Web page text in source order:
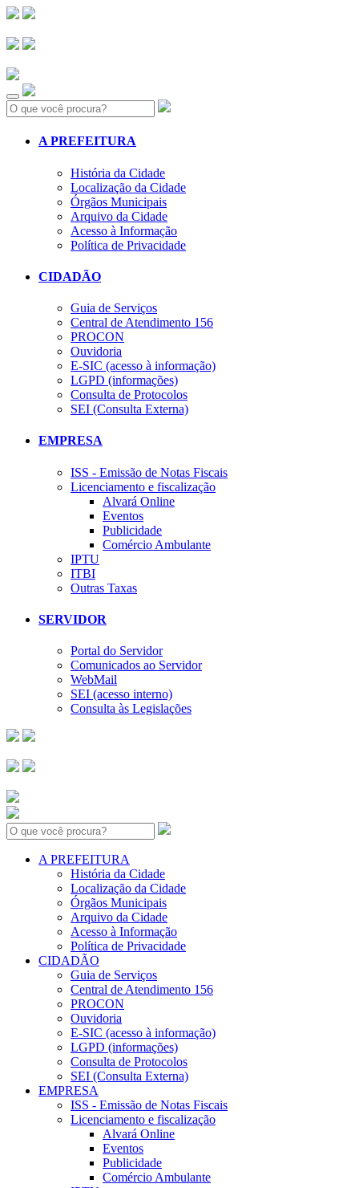
Search:
A PREFEITURA
História da Cidade
Localização da Cidade
Órgãos Municipais
Arquivo da Cidade
Acesso à Informação
Política de Privacidade
CIDADÃO
Guia de Serviços
Central de Atendimento 156
PROCON
Ouvidoria
E-SIC (acesso à informação)
LGPD (informações)
Consulta de Protocolos
SEI (Consulta Externa)
EMPRESA
ISS - Emissão de Notas Fiscais
Licenciamento e fiscalização
Alvará Online
Eventos
Publicidade
Comércio Ambulante
IPTU
ITBI
Outras Taxas
SERVIDOR
Portal do Servidor
Comunicados ao Servidor
WebMail
SEI (acesso interno)
Consulta às Legislações
Search:
A PREFEITURA
História da Cidade
Localização da Cidade
Órgãos Municipais
Arquivo da Cidade
Acesso à Informação
Política de Privacidade
CIDADÃO
Guia de Serviços
Central de Atendimento 156
PROCON
Ouvidoria
E-SIC (acesso à informação)
LGPD (informações)
Consulta de Protocolos
SEI (Consulta Externa)
EMPRESA
ISS - Emissão de Notas Fiscais
Licenciamento e fiscalização
Alvará Online
Eventos
Publicidade
Comércio Ambulante